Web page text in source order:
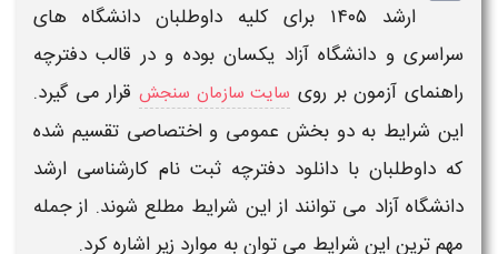
ارشد ۱۴۰۵ برای کلیه داوطلباندانشگاه های
سراسری و دانشگاه آزاد یکسان بوده و در قالب دفترچه
راهنمای آزمون بر روی سایت سازمان سنجش قرار می گیرد.
این شرایط به دو بخش عمومی و اختصاصی تقسیم شده
که داوطلبان با دانلود دفترچه ثبت نام کارشناسی ارشد
دانشگاه آزاد می توانند از این شرایط مطلع شوند. از جمله
مهم ترین این شرایط می توان به موارد زیر اشاره کرد.